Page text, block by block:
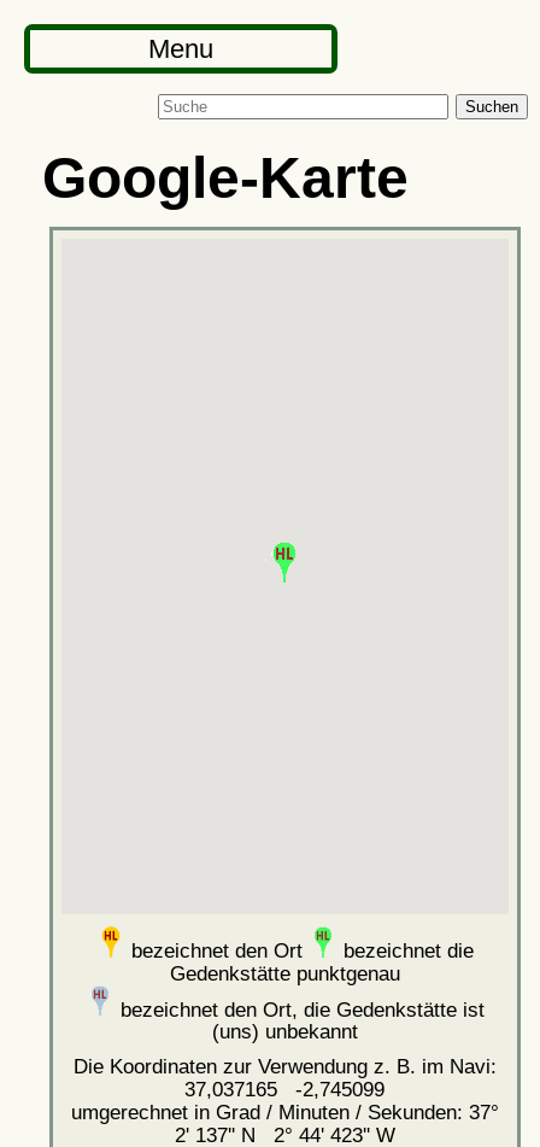
Menu
Suchen
Google-Karte
bezeichnet den Ort
bezeichnet die
Gedenkstätte punktgenau
bezeichnet den Ort, die Gedenkstätte ist
(uns) unbekannt
Die Koordinaten zur Verwendung z. B. im Navi:
37,037165 -2,745099
umgerechnet in Grad / Minuten / Sekunden: 37°
2' 137'' N 2° 44' 423'' W